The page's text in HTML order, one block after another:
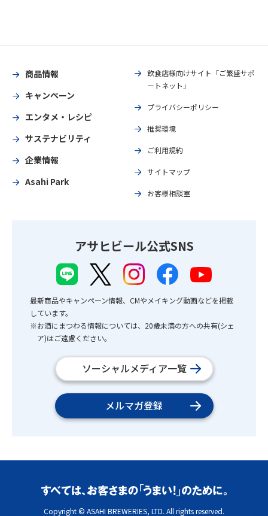
商品情報
キャンペーン
エンタメ・レシピ
サステナビリティ
企業情報
Asahi Park
飲食店様向けサイト「ご繁盛サポ
ートネット」
プライバシーポリシー
推奨環境
ご利用規約
サイトマップ
お客様相談室
アサヒビール公式SNS
最新商品やキャンペーン情報、CMやメイキング動画などを掲載
しています。
※お酒にまつわる情報については、20歳未満の方への共有(シェ
ア)はご遠慮ください。
ソーシャルメディア一覧
メルマガ登録
Copyright © ASAHI BREWERIES, LTD. All rights reserved.